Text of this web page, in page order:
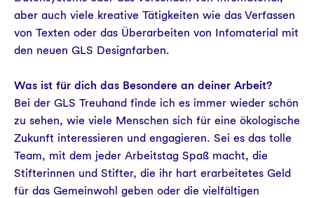
aber auch viele kreative Tätigkeiten wie das Verfassen
von Texten oder das Überarbeiten von Infomaterial mit
den neuen GLS Designfarben.
Was ist für dich das Besondere an deiner Arbeit?
Bei der GLS Treuhand finde ich es immer wieder schön
zu sehen, wie viele Menschen sich für eine ökologische
Zukunft interessieren und engagieren. Sei es das tolle
Team, mit dem jeder Arbeitstag Spaß macht, die
Stifterinnen und Stifter, die ihr hart erarbeitetes Geld
für das Gemeinwohl geben oder die vielfältigen